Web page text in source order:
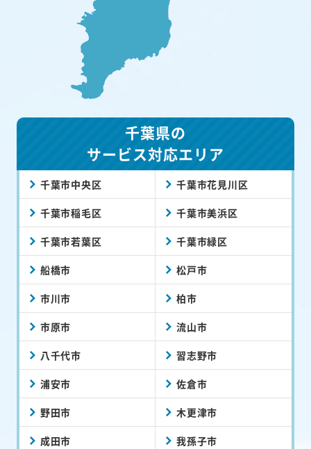
千葉県の
サービス対応エリア
千葉市中央区 千葉市花見川区
千葉市稲毛区 千葉市美浜区
千葉市若葉区 千葉市緑区
船橋市 松戸市
市川市 柏市
市原市 流山市
八千代市 習志野市
浦安市 佐倉市
野田市 木更津市
成田市 我孫子市